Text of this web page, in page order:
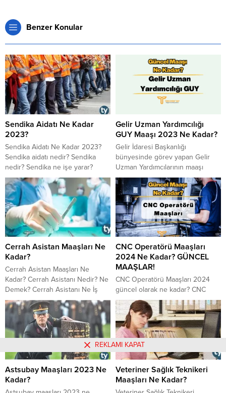
Benzer Konular
Sendika Aidatı Ne Kadar
2023?
Sendika Aidatı Ne Kadar 2023?
Sendika aidatı nedir? Sendika
nedir? Sendika ne işe yarar?
Sendika aidatı miktarı 2023 yılında
ne kadar? Sendika aidatı en
düşük ve en yüksek ne kadar?
Memur maaşından sendika aidatı
kesilir mi?
Gelir Uzman Yardımcılığı
GUY Maaşı 2023 Ne Kadar?
Gelir İdaresi Başkanlığı
bünyesinde görev yapan Gelir
Uzman Yardımcılarının maaşı
2023 yılında ne kadar olacak?
2023 GUY maaşı ve mesleğe dair
diğer bilgiler haberimizde.
Cerrah Asistan Maaşları Ne
Kadar?
Cerrah Asistan Maaşları Ne
Kadar? Cerrah Asistanı Nedir? Ne
Demek? Cerrah Asistanı Ne İş
Yapar? Görevi Nedir? Cerrah
Asistanı Nasıl Olunur? Cerrah
Asistanların maaşları düşük mü,
yüksek mi?
CNC Operatörü Maaşları
2024 Ne Kadar? GÜNCEL
MAAŞLAR!
CNC Operatörü Maaşları 2024
güncel olarak ne kadar? CNC
Operatörü Maaşları Yurtdışı Ne
Kadar? CNC Operatörü Torna –
Freze Ne iş yapar? CNC
Operatörü nedir? CNC Operatörü
Görevleri Nedir ve CNC
Operatörü Nasıl Olunur? Bu
yazımızda CNC Operatörü ile ilgili
tüm sorularınıza yanıt vereceğiz.
CNC Operatörü Nedir? CNC
operatörü, CNC...
Astsubay Maaşları 2023 Ne
Kadar?
Veteriner Sağlık Teknikeri
Maaşları Ne Kadar?
REKLAMI KAPAT